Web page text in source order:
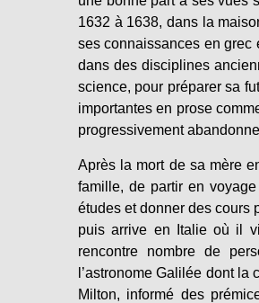
1632 à 1638, dans la
ses connaissances en grec
dans des disciplines
science, pour préparer sa
importantes en prose
progressivement
Après la mort de sa mère
famille, de partir en
études et donner des cours
puis arrive en Italie où il
rencontre nombre de
l’astronome Galilée dont
Milton, informé des